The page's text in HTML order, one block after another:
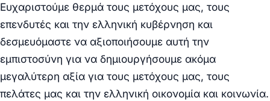
Ευχαριστούμε θερμά τους μετόχους μας, τους
επενδυτές και την ελληνική κυβέρνηση και
δεσμευόμαστε να αξιοποιήσουμε αυτή την
εμπιστοσύνη για να δημιουργήσουμε ακόμα
μεγαλύτερη αξία για τους μετόχους μας, τους
πελάτες μας και την ελληνική οικονομία και κοινωνία.